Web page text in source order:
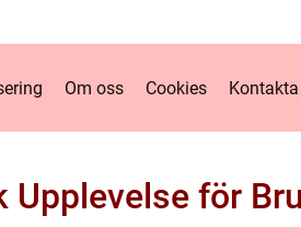
Om oss Cookies
Upplevelse för